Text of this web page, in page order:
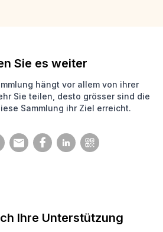
Sie es weiter
hängt vor allem von ihrer
Sie teilen, desto grösser sind die
Sammlung ihr Ziel erreicht.
Ihre Unterstützung